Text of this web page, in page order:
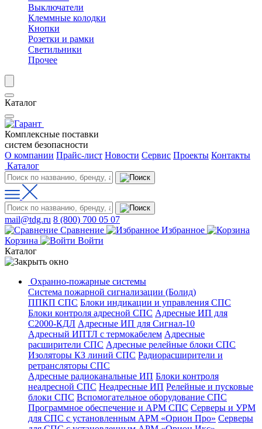
Выключатели
Клеммные колодки
Кнопки
Розетки и рамки
Светильники
Прочее
Каталог
Комплексные поставки
систем безопасности
О компании Прайс-лист Новости Сервис Проекты Контакты
Каталог
mail@tdg.ru 8 (800) 700 05 07
Сравнение
Избранное
Корзина
Войти
Каталог
Охранно-пожарные системы
Система пожарной сигнализации (Болид)
ППКП СПС Блоки индикации и управления СПС
Блоки контроля адресной СПС Адресные ИП для
С2000-КДЛ Адресные ИП для Сигнал-10
Адресный ИПТЛ с термокабелем Адресные
расширители СПС Адресные релейные блоки СПС
Изоляторы КЗ линий СПС Радиорасширители и
ретрансляторы СПС
Адресные радиоканальные ИП Блоки контроля
неадресной СПС Неадресные ИП Релейные и пусковые
блоки СПС Вспомогательное оборудование СПС
Программное обеспечение и АРМ СПС Серверы и УРМ
для СПС с установленным АРМ «Орион Про» Серверы